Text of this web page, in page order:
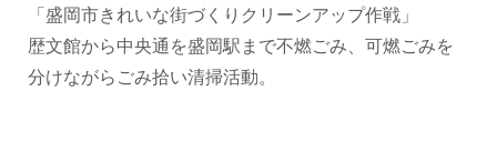
「盛岡市きれいな街づくりクリーンアップ作戦」
歴文館から中央通を盛岡駅まで不燃ごみ、可燃ごみを
分けながらごみ拾い清掃活動。